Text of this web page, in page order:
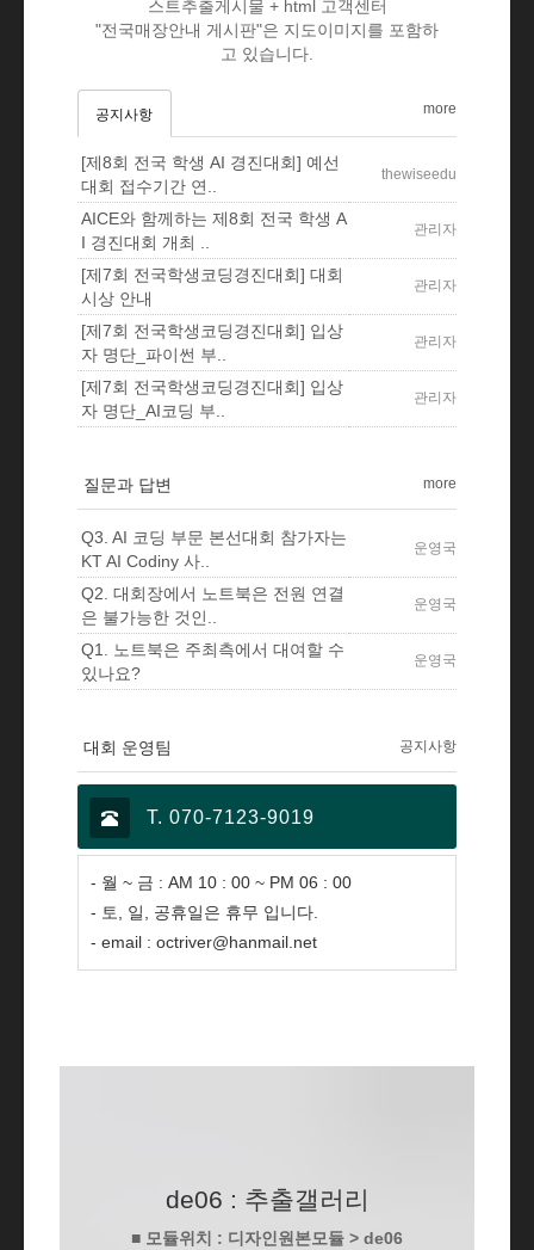
스트추출게시물 + html 고객센터
"전국매장안내 게시판"은 지도이미지를 포함하
고 있습니다.
공지사항 more
[제8회 전국 학생 AI 경진대회] 예선
대회 접수기간 연..
thewiseedu
AICE와 함께하는 제8회 전국 학생 A
I 경진대회 개최 ..
관리자
[제7회 전국학생코딩경진대회] 대회
시상 안내
관리자
[제7회 전국학생코딩경진대회] 입상
자 명단_파이썬 부..
관리자
[제7회 전국학생코딩경진대회] 입상
자 명단_AI코딩 부..
관리자
질문과 답변 more
Q3. AI 코딩 부문 본선대회 참가자는
KT AI Codiny 사..
운영국
Q2. 대회장에서 노트북은 전원 연결
은 불가능한 것인..
운영국
Q1. 노트북은 주최측에서 대여할 수
있나요?
운영국
대회 운영팀 공지사항
T. 070-7123-9019
- 월 ~ 금 : AM 10 : 00 ~ PM 06 : 00
- 토, 일, 공휴일은 휴무 입니다.
- email : octriver@hanmail.net
de06 : 추출갤러리
■ 모듈위치 : 디자인원본모듈 > de06